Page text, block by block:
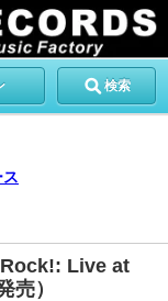
検索
Live at
売）